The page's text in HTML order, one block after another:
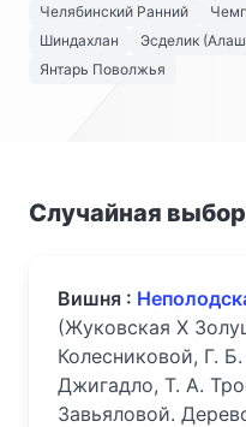
Челябинский Ранний
Шиндахлан
Эсделик
Янтарь Поволжья
Случайная
Вишня :
(Жуковская X
Колесниковой, Г.
Джигадло, Т. А.
Завьяловой.